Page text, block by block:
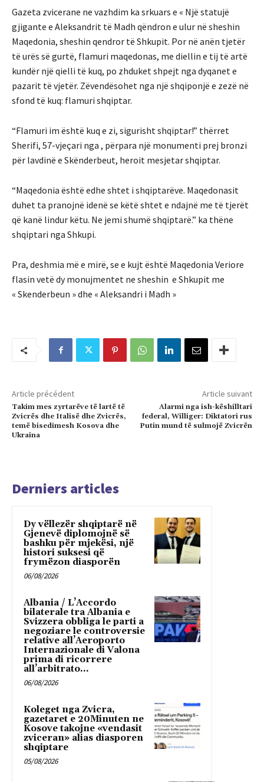
Gazeta zvicerane ne vazhdim ka srkuars e « Një statujë
gjigante e Aleksandrit të Madh qëndron e ulur në sheshin
Maqedonia, sheshin qendror të Shkupit. Por në anën tjetër
të urës së gurtë, flamuri maqedonas, me diellin e tij të artë
kundër një qielli të kuq, po zhduket shpejt nga dyqanet e
pazarit të vjetër. Zëvendësohet nga një shqiponjë e zezë në
sfond të kuq: flamuri shqiptar.
“Flamuri im është kuq e zi, sigurisht shqiptar!” thërret
Sherifi, 57-vjeçari nga , përpara një monumenti prej bronzi
për lavdinë e Skënderbeut, heroit mesjetar shqiptar.
“Maqedonia është edhe shtet i shqiptarëve. Maqedonasit
duhet ta pranojnë idenë se këtë shtet e ndajnë me të tjerët
që kanë lindur këtu. Ne jemi shumë shqiptarë.” ka thëne
shqiptari nga Shkupi.
Pra, deshmia më e mirë, se e kujt është Maqedonia Veriore
flasin vetë dy monujmentet ne sheshin e Shkupit me
« Skenderbeun » dhe « Aleksandri i Madh »
Article précédent
Takim mes zyrtarëve të lartë të
Zvicrës dhe Italisë dhe Zvicrës,
temë bisedimesh Kosova dhe
Ukraina
Article suivant
Alarmi nga ish-këshilltari
federal, Williger: Diktatori rus
Putin mund të sulmojë Zvicrën
Derniers articles
Dy vëllezër shqiptarë në
Gjenevë diplomojnë së
bashku për mjekësi, një
histori suksesi që
frymëzon diasporën
06/08/2026
Albania / L’Accordo
bilaterale tra Albania e
Svizzera obbliga le parti a
negoziare le controversie
relative all’Aeroporto
Internazionale di Valona
prima di ricorrere
all’arbitrato...
06/08/2026
Koleget nga Zvicra,
gazetaret e 20Minuten ne
Kosove takojne «vendasit
zviceran» alias diasporen
shqiptare
05/08/2026